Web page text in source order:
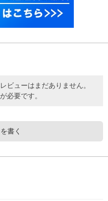
ビューはまだありません。
が必要です。
書く